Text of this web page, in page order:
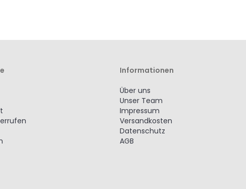
Informationen
Über uns
Unser Team
Impressum
Versandkosten
Datenschutz
AGB